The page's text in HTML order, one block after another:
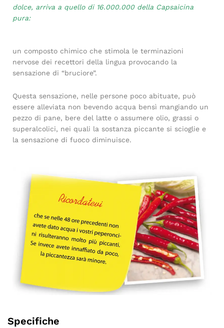
dolce, arriva a quello di 16.000.000 della Capsaicina
pura:
un composto chimico che stimola le terminazioni
nervose dei recettori della lingua provocando la
sensazione di “bruciore”.
Questa sensazione, nelle persone poco abituate, può
essere alleviata non bevendo acqua bensì mangiando un
pezzo di pane, bere del latte o assumere olio, grassi o
superalcolici, nei quali la sostanza piccante si scioglie e
la sensazione di fuoco diminuisce.
Specifiche